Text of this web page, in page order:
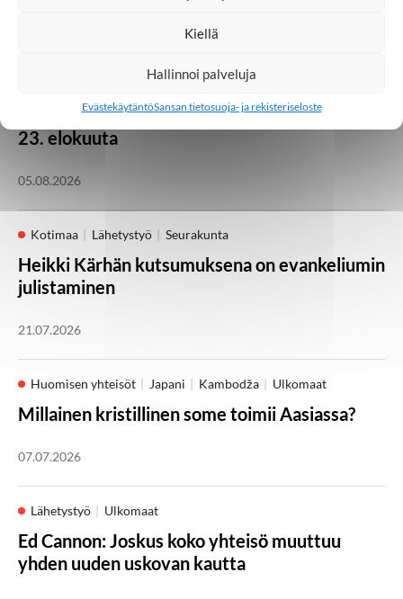
Kiellä
Hallinnoi palveluja
EvästekäytäntöSansan tietosuoja- ja rekisteriseloste
jäljellä! Medialähetyspäivät Lempäälässä 21.–
23. elokuuta
05.08.2026
Kotimaa Lähetystyö Seurakunta
Heikki Kärhän kutsumuksena on evankeliumin
julistaminen
21.07.2026
Huomisen yhteisöt Japani Kambodža Ulkomaat
Millainen kristillinen some toimii Aasiassa?
07.07.2026
Lähetystyö Ulkomaat
Ed Cannon: Joskus koko yhteisö muuttuu
yhden uuden uskovan kautta